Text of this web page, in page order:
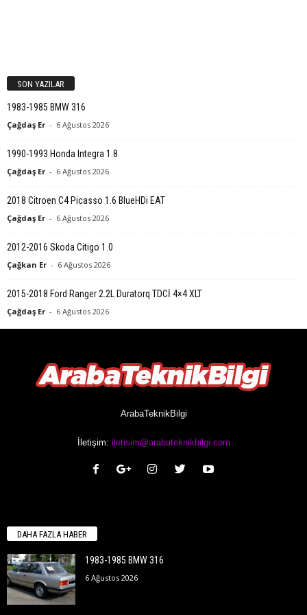
SON YAZILAR
1983-1985 BMW 316
Çağdaş Er - 6 Ağustos 2026
1990-1993 Honda Integra 1.8
Çağdaş Er - 6 Ağustos 2026
2018 Citroen C4 Picasso 1.6 BlueHDi EAT
Çağdaş Er - 6 Ağustos 2026
2012-2016 Skoda Citigo 1.0
Çağkan Er - 6 Ağustos 2026
2015-2018 Ford Ranger 2.2L Duratorq TDCİ 4×4 XLT
Çağdaş Er - 6 Ağustos 2026
ArabaTeknikBilgi
İletişim: iletisim@arabateknikbilgi.com
DAHA FAZLA HABER
1983-1985 BMW 316
6 Ağustos 2026